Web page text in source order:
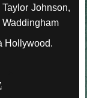
Johnson,
Hollywood.